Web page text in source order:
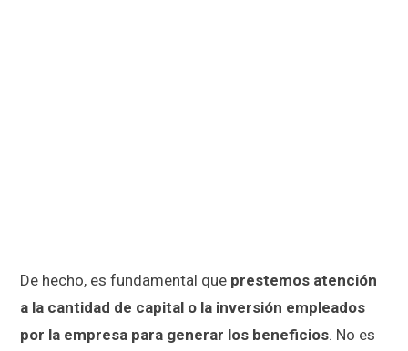
De hecho, es fundamental que prestemos atención
a la cantidad de capital o la inversión empleados
por la empresa para generar los beneficios. No es